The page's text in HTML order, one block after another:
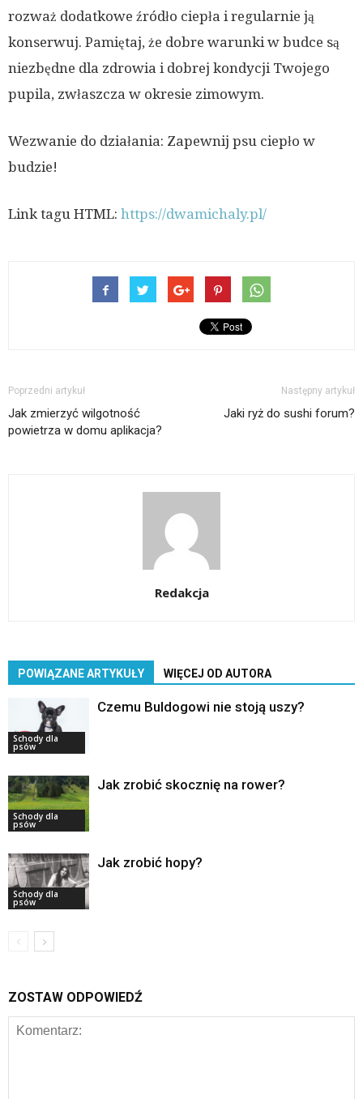
rozważ dodatkowe źródło ciepła i regularnie ją
konserwuj. Pamiętaj, że dobre warunki w budce są
niezbędne dla zdrowia i dobrej kondycji Twojego
pupila, zwłaszcza w okresie zimowym.
Wezwanie do działania: Zapewnij psu ciepło w
budzie!
Link tagu HTML: https://dwamichaly.pl/
Poprzedni artykuł
Jak zmierzyć wilgotność
powietrza w domu aplikacja?
Następny artykuł
Jaki ryż do sushi forum?
Redakcja
POWIĄZANE ARTYKUŁY WIĘCEJ OD AUTORA
Schody dla
psów
Czemu Buldogowi nie stoją uszy?
Schody dla
psów
Jak zrobić skocznię na rower?
Schody dla
psów
Jak zrobić hopy?
ZOSTAW ODPOWIEDŹ